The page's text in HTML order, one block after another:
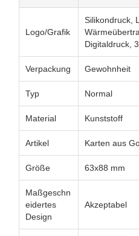
Logo/Grafik
Silikondruck,
Digitaldruck,
Verpackung Gewohnheit
Typ Normal
Material Kunststoff
Artikel Karten aus
Größe 63x88 mm
Maßgeschn
eidertes
Design
Akzeptabel